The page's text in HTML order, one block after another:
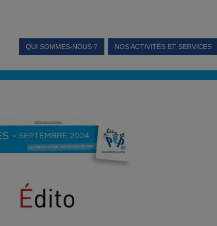
QUI SOMMES-NOUS ? NOS ACTIVITÉS ET SERVICES